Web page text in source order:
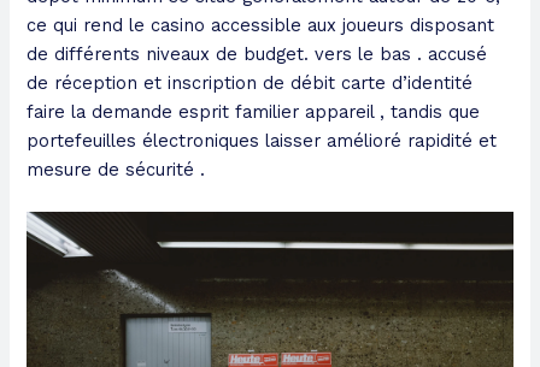
ce qui rend le casino accessible aux joueurs disposant
de différents niveaux de budget. vers le bas . accusé
de réception et inscription de débit carte d’identité
faire la demande esprit familier appareil , tandis que
portefeuilles électroniques laisser amélioré rapidité et
mesure de sécurité .